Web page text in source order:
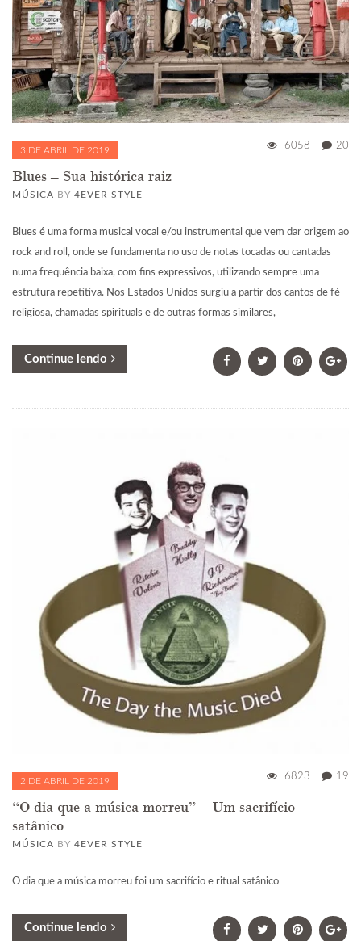
3 DE ABRIL DE 2019 6058 20
Blues – Sua histórica raiz
MÚSICA BY 4EVER STYLE
Blues é uma forma musical vocal e/ou instrumental que vem dar origem ao
rock and roll, onde se fundamenta no uso de notas tocadas ou cantadas
numa frequência baixa, com fins expressivos, utilizando sempre uma
estrutura repetitiva. Nos Estados Unidos surgiu a partir dos cantos de fé
religiosa, chamadas spirituals e de outras formas similares,
Continue lendo
2 DE ABRIL DE 2019 6823 19
“O dia que a música morreu” – Um sacrifício
satânico
MÚSICA BY 4EVER STYLE
O dia que a música morreu foi um sacrifício e ritual satânico
Continue lendo